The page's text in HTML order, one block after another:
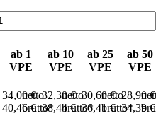
ab 1
VPE
ab 10
VPE
ab 25
VPE
ab 50
VPE
34,00 €
netto
40,46 €
brutto*
32,30 €
netto
38,44 €
brutto*
30,60 €
netto
36,41 €
brutto*
28,90
34,39